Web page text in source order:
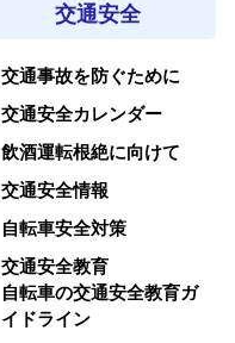
交通安全
交通事故を防ぐために
交通安全カレンダー
飲酒運転根絶に向けて
交通安全情報
自転車安全対策
交通安全教育
自転車の交通安全教育ガ
イドライン